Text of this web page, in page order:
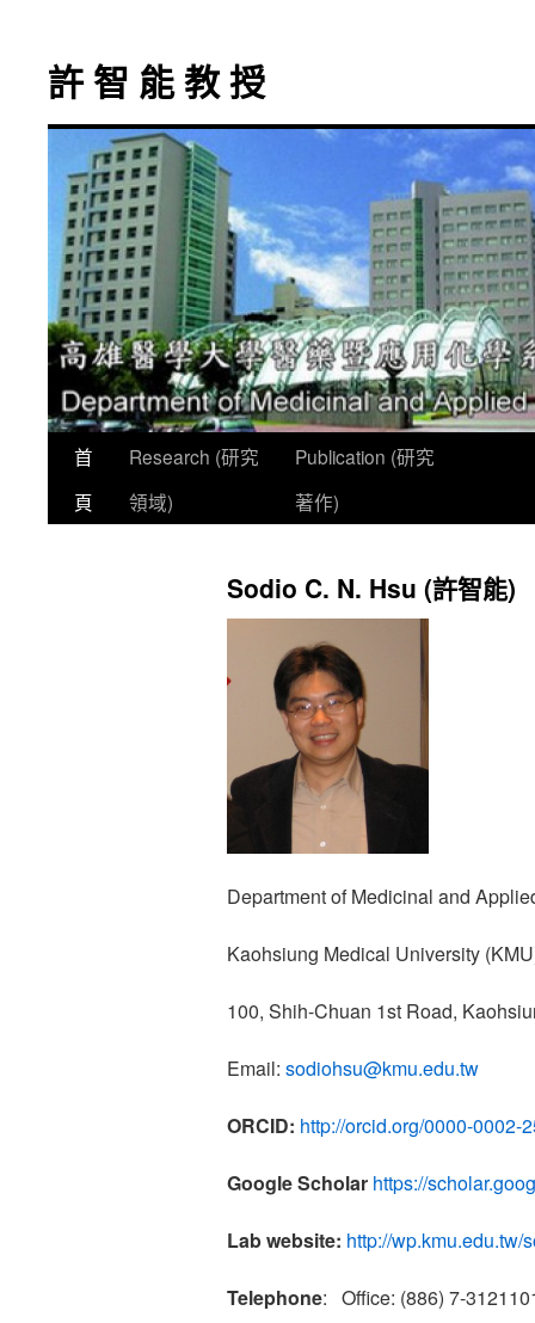
至
主
要
內
許 智 能 教 授
首
頁
Research (研究
領域)
Publication (研究
著作)
Sodio C. N. Hsu (許智能)
Department of Medicinal and
Kaohsiung Medical University
100, Shih-Chuan 1st Road,
Email: sodiohsu@kmu.edu.tw
ORCID: http://orcid.org/0000-0002-
Google Scholar https://
Lab website: http://wp.kmu.edu.tw/
Telephone: Office: (886) 7-